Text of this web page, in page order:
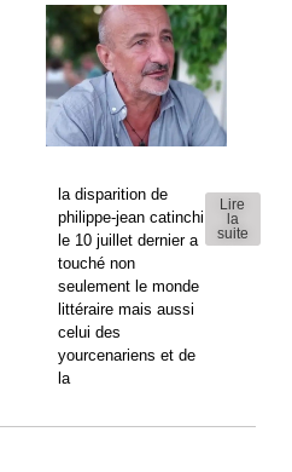
la disparition de
philippe-jean catinchi
le 10 juillet dernier a
touché non
seulement le monde
littéraire mais aussi
celui des
yourcenariens et de
la
Lire
la
suite